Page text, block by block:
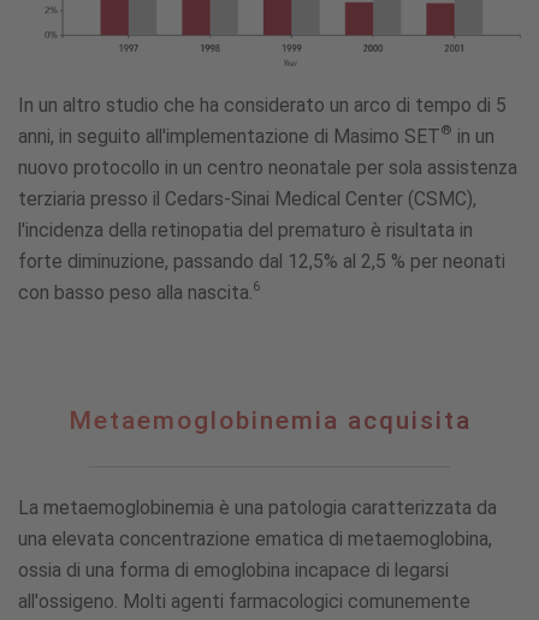
In un altro studio che ha considerato un arco di tempo di 5
anni, in seguito all'implementazione di Masimo SET® in un
nuovo protocollo in un centro neonatale per sola assistenza
terziaria presso il Cedars-Sinai Medical Center (CSMC),
l'incidenza della retinopatia del prematuro è risultata in
forte diminuzione, passando dal 12,5% al 2,5 % per neonati
con basso peso alla nascita.6
Metaemoglobinemia
Metaemoglobinemia acquisita
La metaemoglobinemia è una patologia caratterizzata da
una elevata concentrazione ematica di metaemoglobina,
ossia di una forma di emoglobina incapace di legarsi
all'ossigeno. Molti agenti farmacologici comunemente